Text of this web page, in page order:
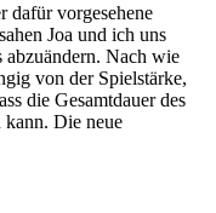
dafür vorgesehene
Joa und ich uns
abzuändern. Nach wie
von der Spielstärke,
die Gesamtdauer des
kann. Die neue